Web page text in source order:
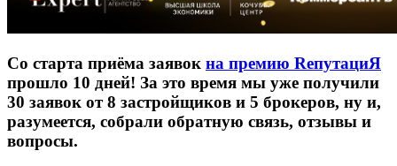
Со старта приёма заявок на премию RепутациЯ
прошло 10 дней! За это время мы уже получили
30 заявок от 8 застройщиков и 5 брокеров, ну и,
разумеется, собрали обратную связь, отзывы и
вопросы.